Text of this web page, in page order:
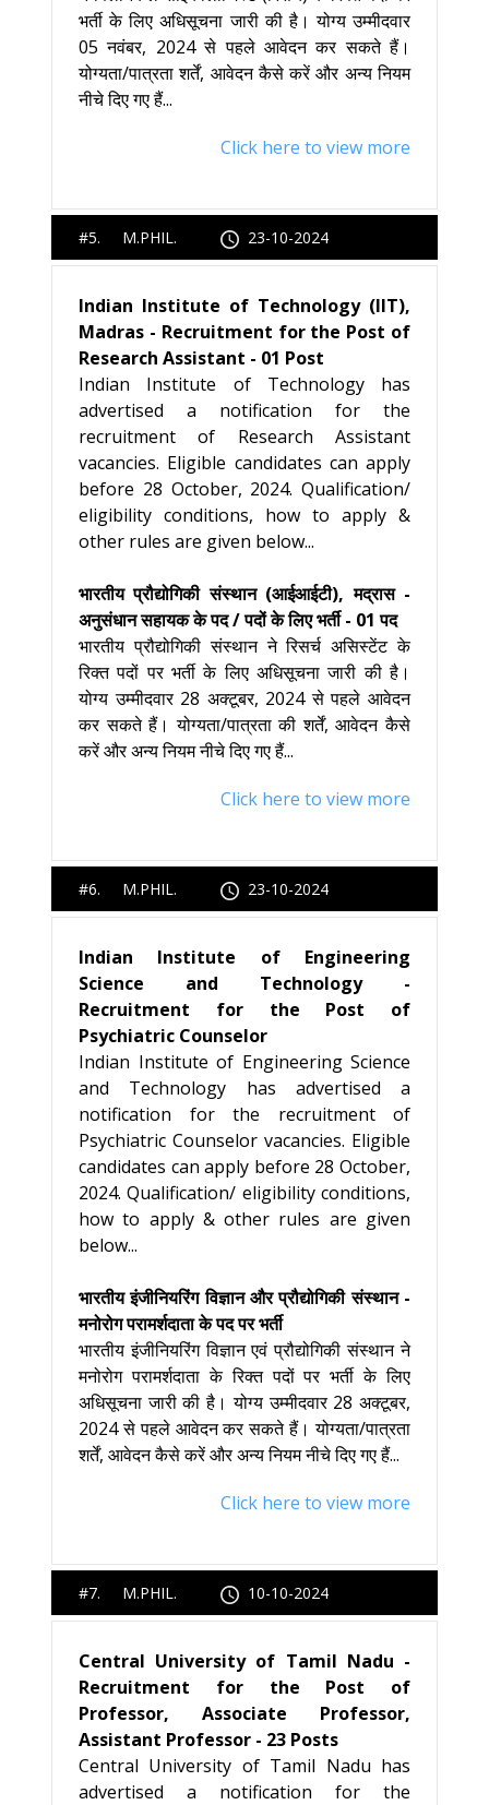
भर्ती के लिए अधिसूचना जारी की है। योग्य उम्मीदवार
05 नवंबर, 2024 से पहले आवेदन कर सकते हैं।
योग्यता/पात्रता शर्तें, आवेदन कैसे करें और अन्य नियम
नीचे दिए गए हैं...
Click here to view more
#5. M.PHIL. 23-10-2024
Indian Institute of Technology (IIT),
Madras - Recruitment for the Post of
Research Assistant - 01 Post
Indian Institute of Technology has
advertised a notification for the
recruitment of Research Assistant
vacancies. Eligible candidates can apply
before 28 October, 2024. Qualification/
eligibility conditions, how to apply &
other rules are given below...
भारतीय प्रौद्योगिकी संस्थान (आईआईटी), मद्रास -
अनुसंधान सहायक के पद / पदों के लिए भर्ती - 01 पद
भारतीय प्रौद्योगिकी संस्थान ने रिसर्च असिस्टेंट के
रिक्त पदों पर भर्ती के लिए अधिसूचना जारी की है।
योग्य उम्मीदवार 28 अक्टूबर, 2024 से पहले आवेदन
कर सकते हैं। योग्यता/पात्रता की शर्तें, आवेदन कैसे
करें और अन्य नियम नीचे दिए गए हैं...
Click here to view more
#6. M.PHIL. 23-10-2024
Indian Institute of Engineering
Science and Technology -
Recruitment for the Post of
Psychiatric Counselor
Indian Institute of Engineering Science
and Technology has advertised a
notification for the recruitment of
Psychiatric Counselor vacancies. Eligible
candidates can apply before 28 October,
2024. Qualification/ eligibility conditions,
how to apply & other rules are given
below...
भारतीय इंजीनियरिंग विज्ञान और प्रौद्योगिकी संस्थान -
मनोरोग परामर्शदाता के पद पर भर्ती
भारतीय इंजीनियरिंग विज्ञान एवं प्रौद्योगिकी संस्थान ने
मनोरोग परामर्शदाता के रिक्त पदों पर भर्ती के लिए
अधिसूचना जारी की है। योग्य उम्मीदवार 28 अक्टूबर,
2024 से पहले आवेदन कर सकते हैं। योग्यता/पात्रता
शर्तें, आवेदन कैसे करें और अन्य नियम नीचे दिए गए हैं...
Click here to view more
#7. M.PHIL. 10-10-2024
Central University of Tamil Nadu -
Recruitment for the Post of
Professor, Associate Professor,
Assistant Professor - 23 Posts
Central University of Tamil Nadu has
advertised a notification for the